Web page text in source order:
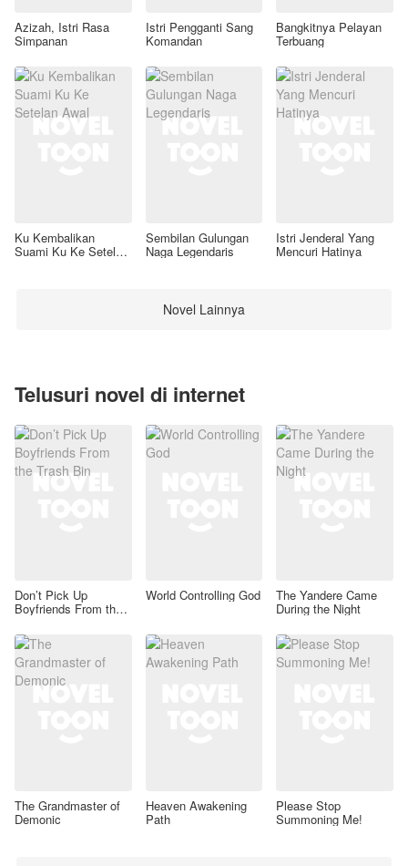
Azizah, Istri Rasa
Simpanan
Istri Pengganti Sang
Komandan
Bangkitnya Pelayan
Terbuang
Ku Kembalikan
Suami Ku Ke Setelan
Sembilan Gulungan
Naga Legendaris
Istri Jenderal Yang
Mencuri Hatinya
Novel Lainnya
Telusuri novel di internet
Don’t Pick Up
Boyfriends From the
World Controlling God The Yandere Came
During the Night
The Grandmaster of
Demonic
Heaven Awakening
Path
Please Stop
Summoning Me!